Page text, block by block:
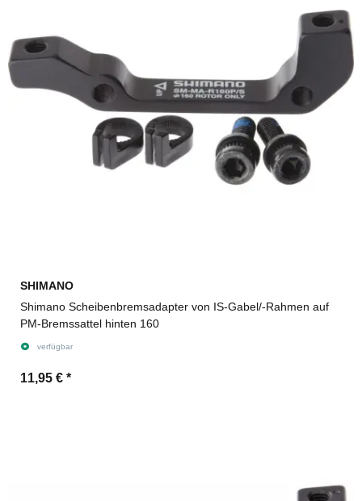
SHIMANO
Shimano Scheibenbremsadapter von IS-Gabel/-Rahmen auf
PM-Bremssattel hinten 160
verfügbar
11,95 € *